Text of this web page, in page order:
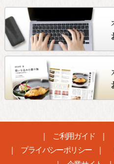
ご利用ガイド
プライバシーポリシー